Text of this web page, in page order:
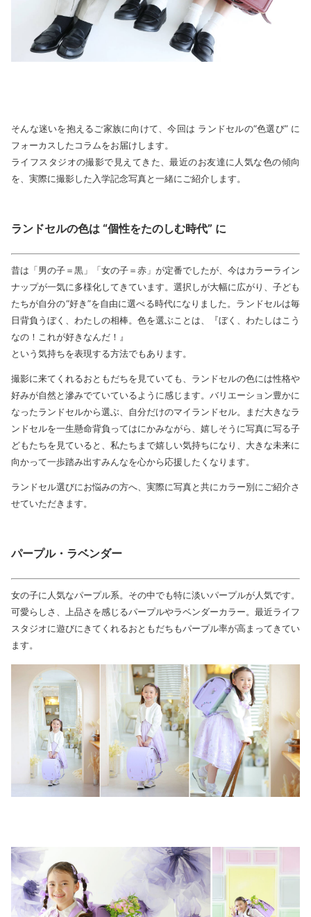
そんな迷いを抱えるご家族に向けて、今回は ランドセルの“色選び” に
フォーカスしたコラムをお届けします。
ライフスタジオの撮影で見えてきた、最近のお友達に人気な色の傾向
を、実際に撮影した入学記念写真と一緒にご紹介します。
ランドセルの色は “個性をたのしむ時代” に
昔は「男の子＝黒」「女の子＝赤」が定番でしたが、今はカラーライン
ナップが一気に多様化してきています。選択しが大幅に広がり、子ども
たちが自分の“好き”を自由に選べる時代になりました。ランドセルは毎
日背負うぼく、わたしの相棒。色を選ぶことは、『ぼく、わたしはこう
なの！これが好きなんだ！』
という気持ちを表現する方法でもあります。
撮影に来てくれるおともだちを見ていても、ランドセルの色には性格や
好みが自然と滲みでていているように感じます。バリエーション豊かに
なったランドセルから選ぶ、自分だけのマイランドセル。まだ大きなラ
ンドセルを一生懸命背負ってはにかみながら、嬉しそうに写真に写る子
どもたちを見ていると、私たちまで嬉しい気持ちになり、大きな未来に
向かって一歩踏み出すみんなを心から応援したくなります。
ランドセル選びにお悩みの方へ、実際に写真と共にカラー別にご紹介さ
せていただきます。
パープル・ラベンダー
女の子に人気なパープル系。その中でも特に淡いパープルが人気です。
可愛らしさ、上品さを感じるパープルやラベンダーカラー。最近ライフ
スタジオに遊びにきてくれるおともだちもパープル率が高まってきてい
ます。